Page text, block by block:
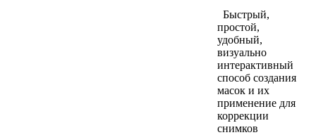
Быстрый,
простой,
удобный,
визуально
интерактивный
способ создания
масок и их
применение для
коррекции
снимков